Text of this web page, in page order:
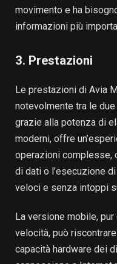
movimento e ha
informazioni più
3. Prestazioni
Le prestazioni di Avia
notevolmente tra le
grazie alla potenza di
moderni, offre
operazioni complesse,
di dati o l’esecuzione
veloci e senza intoppi
La versione mobile,
velocità, può
capacità hardware dei